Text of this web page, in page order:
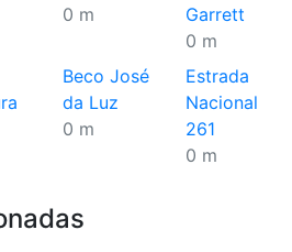
0 m
Garrett
0 m
Beco José
da Luz
0 m
Estrada
Nacional
261
0 m